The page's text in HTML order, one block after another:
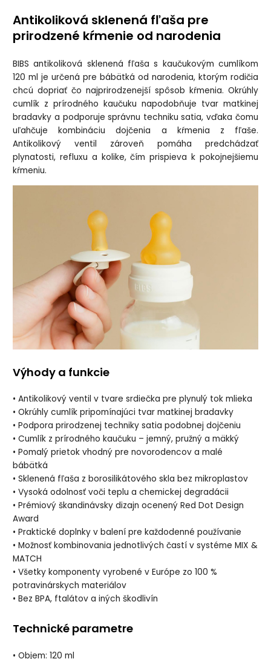
Antikoliková sklenená fľaša pre
prirodzené kŕmenie od narodenia
BIBS antikoliková sklenená fľaša s kaučukovým cumlíkom
120 ml je určená pre bábätká od narodenia, ktorým rodičia
chcú dopriať čo najprirodzenejší spôsob kŕmenia. Okrúhly
cumlík z prírodného kaučuku napodobňuje tvar matkinej
bradavky a podporuje správnu techniku satia, vďaka čomu
uľahčuje kombináciu dojčenia a kŕmenia z fľaše.
Antikolikový ventil zároveň pomáha predchádzať
plynatosti, refluxu a kolike, čím prispieva k pokojnejšiemu
kŕmeniu.
Výhody a funkcie
• Antikolikový ventil v tvare srdiečka pre plynulý tok mlieka
• Okrúhly cumlík pripomínajúci tvar matkinej bradavky
• Podpora prirodzenej techniky satia podobnej dojčeniu
• Cumlík z prírodného kaučuku – jemný, pružný a mäkký
• Pomalý prietok vhodný pre novorodencov a malé
bábätká
• Sklenená fľaša z borosilikátového skla bez mikroplastov
• Vysoká odolnosť voči teplu a chemickej degradácii
• Prémiový škandinávsky dizajn ocenený Red Dot Design
Award
• Praktické doplnky v balení pre každodenné používanie
• Možnosť kombinovania jednotlivých častí v systéme MIX &
MATCH
• Všetky komponenty vyrobené v Európe zo 100 %
potravinárskych materiálov
• Bez BPA, ftalátov a iných škodlivín
Technické parametre
• Objem: 120 ml